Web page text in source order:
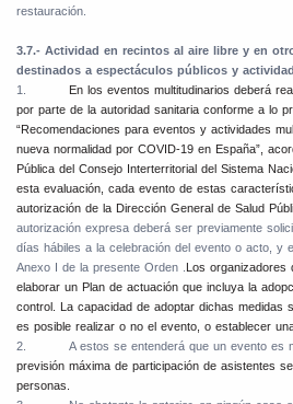
restauración.
3.7.- Actividad en recintos al aire libre y en
destinados a espectáculos públicos y
1.
En los eventos multitudinarios deberá
por parte de la autoridad sanitaria conforme a lo
“Recomendaciones para eventos y actividades
nueva normalidad por COVID-19 en España”,
Pública del Consejo Interterritorial del Sistema
esta evaluación, cada evento de estas
autorización de la Dirección General de Salud
autorización expresa deberá ser previamente
días hábiles a la celebración del evento o acto, y
Anexo I de la presente Orden .
Los
elaborar un Plan de actuación que incluya la
control. La capacidad de adoptar dichas medidas
es posible realizar o no el evento, o establecer
2.
A estos se entenderá que un evento es
previsión máxima de participación de asistentes
personas.